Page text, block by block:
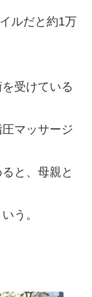
ルだと約1万
受けている
マッサージ
と、母親と
う。